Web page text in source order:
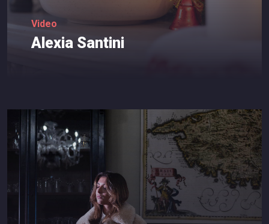
Video
Alexia Santini